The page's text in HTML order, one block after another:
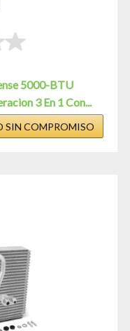
5000-BTU
3 En 1 Con...
SIN COMPROMISO